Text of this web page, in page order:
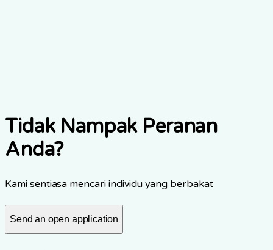
Tidak Nampak Peranan
Anda?
Kami sentiasa mencari individu yang berbakat
Send an open application